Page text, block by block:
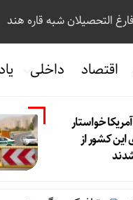
التحصیلان شبه قاره هند
اقتصاد داخلی
آمریکا خواستار
کشور از